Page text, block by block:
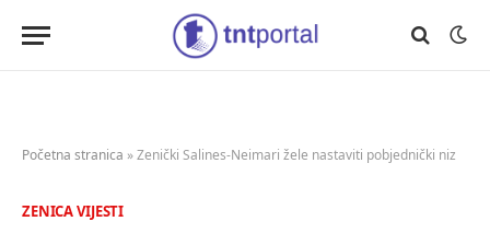
Početna stranica »Zenički Salines-Neimari žele nastaviti pobjednički niz
ZENICA VIJESTI